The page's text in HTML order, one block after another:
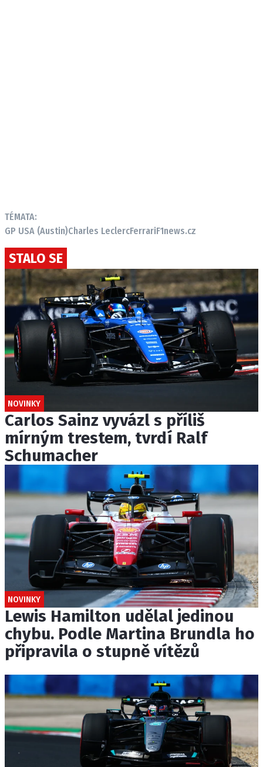
TÉMATA:
GP USA (Austin)Charles LeclercFerrariF1news.cz
STALO SE
NOVINKY
Carlos Sainz vyvázl s příliš
mírným trestem, tvrdí Ralf
Schumacher
NOVINKY
Lewis Hamilton udělal jedinou
chybu. Podle Martina Brundla ho
připravila o stupně vítězů